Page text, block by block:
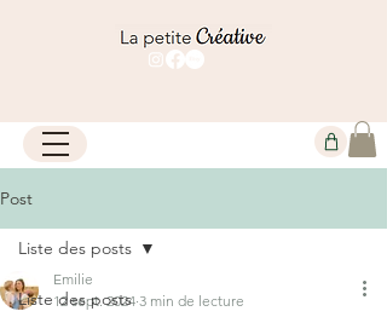
Post
Liste des posts
Liste des posts
Emilie
12 sept. 2024 3 min de lecture